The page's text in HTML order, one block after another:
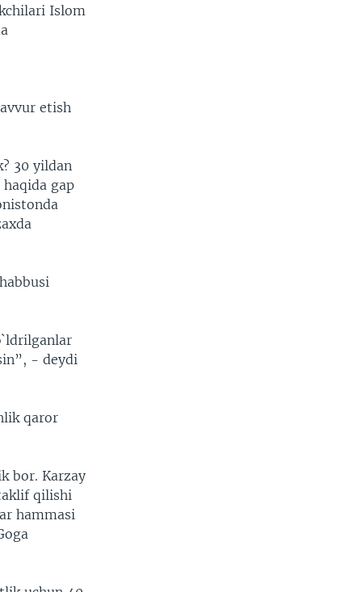
Islom
etish
30 yildan
gap
- deydi
qaror
bor. Karzay
qilishi
hammasi